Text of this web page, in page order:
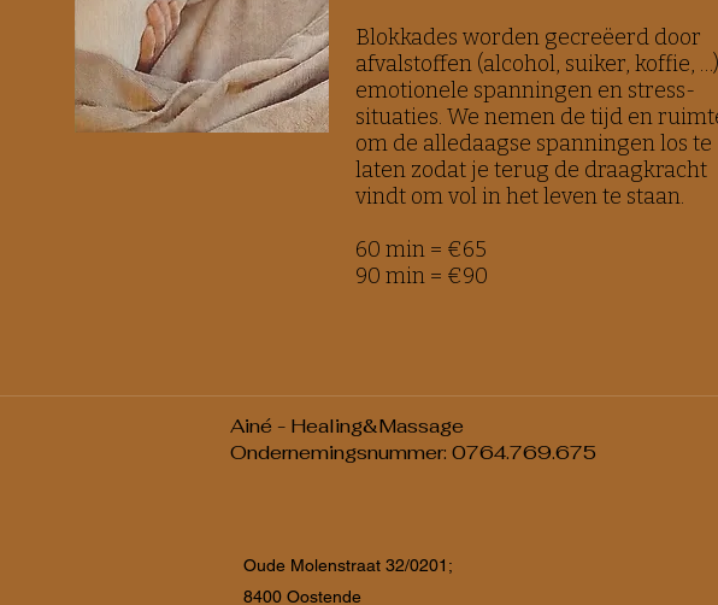
Blokkades worden gecreëerd door
afvalstoffen (alcohol, suiker, koffie,
emotionele spanningen en stress-
situaties. We nemen de tijd en
om de alledaagse spanningen los te
laten zodat je terug de draagkracht
vindt om vol in het leven te staan.
60 min = €65
90 min = €90
Ainé - Healing&Massage
Ondernemingsnummer: 0764.769.675
Oude Molenstraat 32/0201;
8400 Oostende